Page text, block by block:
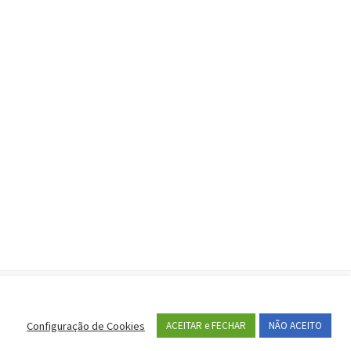
Configuração de Cookies ACEITAR e FECHAR NÃO ACEITO